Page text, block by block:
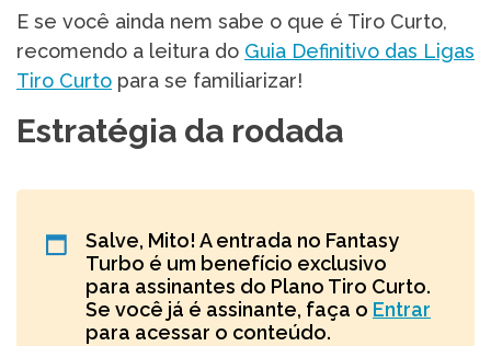
E se você ainda nem sabe o que é Tiro Curto,
recomendo a leitura do Guia Definitivo das Ligas
Tiro Curto para se familiarizar!
Estratégia da rodada
Salve, Mito! A entrada no Fantasy
Turbo é um benefício exclusivo
para assinantes do Plano Tiro Curto.
Se você já é assinante, faça o Entrar
para acessar o conteúdo.